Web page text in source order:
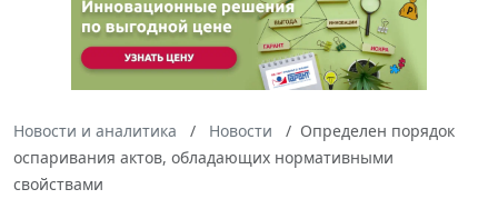
Новости и аналитика Новости
Определен порядок
оспаривания актов, обладающих нормативными
свойствами